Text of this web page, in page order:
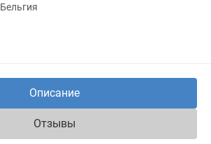
Бельгия
Описание
Отзывы